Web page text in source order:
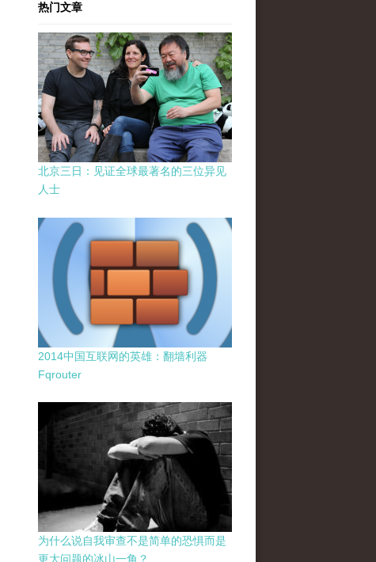
热门文章
北京三日：见证全球最著名的三位异见
人士
2014中国互联网的英雄：翻墙利器
Fqrouter
为什么说自我审查不是简单的恐惧而是
更大问题的冰山一角？